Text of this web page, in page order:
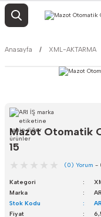
Anasayfa XML-AKTARMA
Mazot Otomatik
15
(0) Yorum -
Kategori
Marka
Stok Kodu
Fiyat